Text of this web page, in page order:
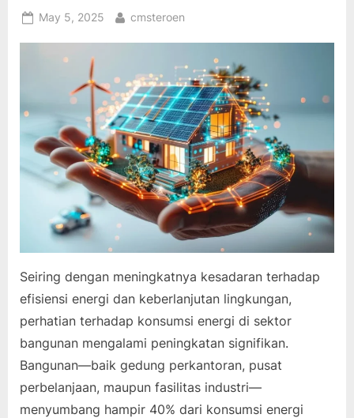
Posted
May 5, 2025 By
cmsteroen
Seiring dengan meningkatnya kesadaran terhadap
efisiensi energi dan keberlanjutan lingkungan,
perhatian terhadap konsumsi energi di sektor
bangunan mengalami peningkatan signifikan.
Bangunan—baik gedung perkantoran, pusat
perbelanjaan, maupun fasilitas industri—
menyumbang hampir 40% dari konsumsi energi